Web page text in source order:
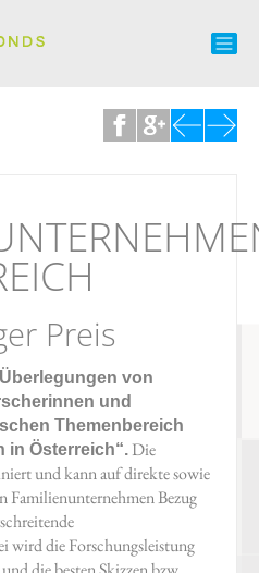
Preis
von
und
Themenbereich
in Österreich“.Die
und kann auf direkte sowie
Familienunternehmen Bezug
wird die Forschungsleistung